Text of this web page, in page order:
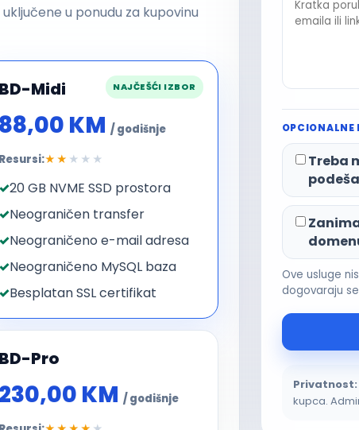
u ponudu za kupovinu
NAJČEŠĆI IZBOR
BD-Midi
88,00 KM / godišnje
Resursi:★★ ★★★
20 GB NVME SSD prostora
Neograničen transfer
Neograničeno e-mail adresa
Neograničeno MySQL baza
Besplatan SSL certifikat
BD-Pro
230,00 KM / godišnje
OPCIONALNE
Treba
Ove usluge
dogovaraju
Privatnost:
kupca.